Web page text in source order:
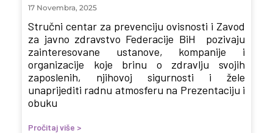
17 Novembra, 2025
Stručni centar za prevenciju ovisnosti i Zavod
za javno zdravstvo Federacije BiH pozivaju
zainteresovane ustanove, kompanije i
organizacije koje brinu o zdravlju svojih
zaposlenih, njihovoj sigurnosti i žele
unaprijediti radnu atmosferu na Prezentaciju i
obuku
Pročitaj više >